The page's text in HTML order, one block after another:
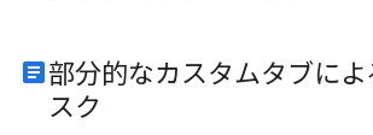
article部分的なカスタムタブによ
スク